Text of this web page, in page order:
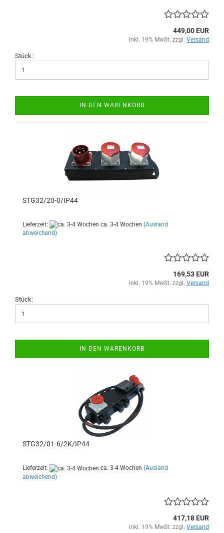
449,00 EUR
inkl. 19% MwSt. zzgl. Versand
Stück:
IN DEN WARENKORB
STG32/20-0/IP44
Lieferzeit: ca. 3-4 Wochen (Ausland
abweichend)
169,53 EUR
inkl. 19% MwSt. zzgl. Versand
Stück:
IN DEN WARENKORB
STG32/01-6/2K/IP44
Lieferzeit: ca. 3-4 Wochen (Ausland
abweichend)
417,18 EUR
inkl. 19% MwSt. zzgl. Versand